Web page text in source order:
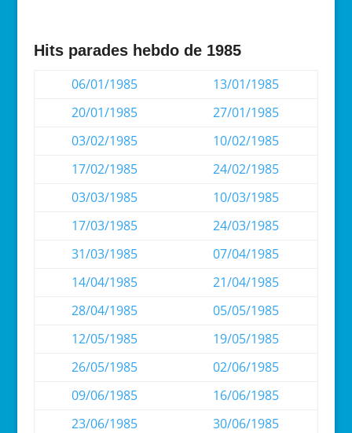
Hits parades hebdo de 1985
06/01/1985
13/01/1985
20/01/1985
27/01/1985
03/02/1985
10/02/1985
17/02/1985
24/02/1985
03/03/1985
10/03/1985
17/03/1985
24/03/1985
31/03/1985
07/04/1985
14/04/1985
21/04/1985
28/04/1985
05/05/1985
12/05/1985
19/05/1985
26/05/1985
02/06/1985
09/06/1985
16/06/1985
23/06/1985
30/06/1985